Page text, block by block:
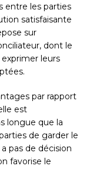
entre les parties
satisfaisante
sur
dont le
leurs
par rapport
est
longue que la
de garder le
a pas de décision
favorise le